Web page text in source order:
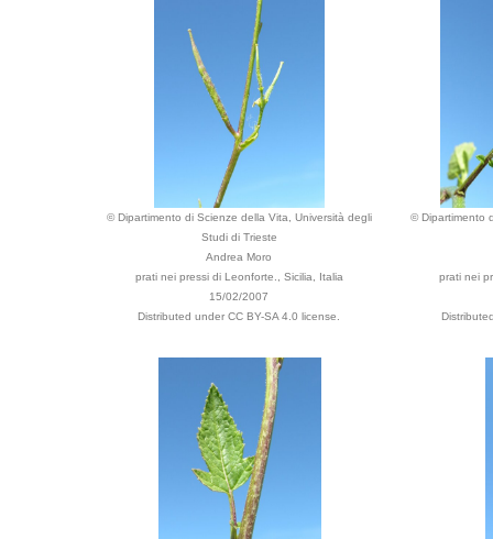
© Dipartimento di Scienze della Vita, Università degli
Studi di Trieste
Andrea Moro
prati nei pressi di Leonforte., Sicilia, Italia
15/02/2007
Distributed under CC BY-SA 4.0 license.
© Dipartimento
prati nei